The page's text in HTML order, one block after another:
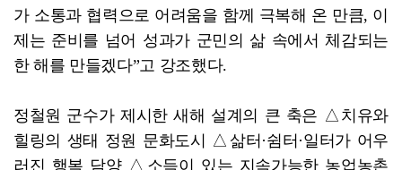
가 소통과 협력으로 어려움을 함께 극복해 온 만큼, 이
제는 준비를 넘어 성과가 군민의 삶 속에서 체감되는
한 해를 만들겠다”고 강조했다.
정철원 군수가 제시한 새해 설계의 큰 축은 △치유와
힐링의 생태 정원 문화도시 △삶터·쉼터·일터가 어우
러진 행복 담양 △소득이 있는 지속가능한 농업농촌